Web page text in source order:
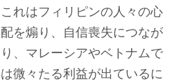
これはフィリピンの人々の心
配を煽り、自信喪失につなが
り、マレーシアやベトナムで
は微々たる利益が出ているに